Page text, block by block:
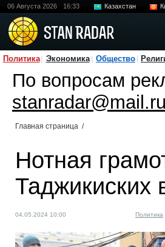
06 Августа 2026 16:33 Казахстан
Политика Экономика Общество
По вопросам
stanradar@mail.ru
Главная страница /
Нотная
Таджикиских
04.05.2024 10:00 Политика